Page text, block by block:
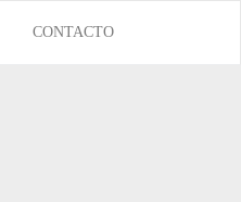
CONTACTO